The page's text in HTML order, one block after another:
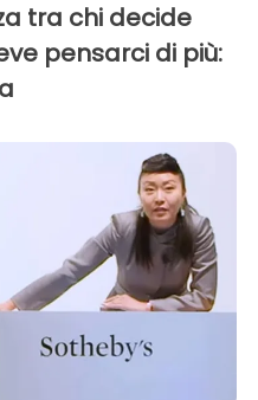
tra chi decide
pensarci di più: